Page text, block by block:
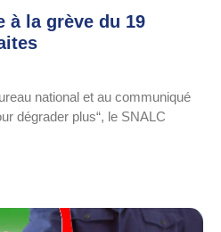
à la grève du 19
national et au communiqué
dégrader plus“, le SNALC